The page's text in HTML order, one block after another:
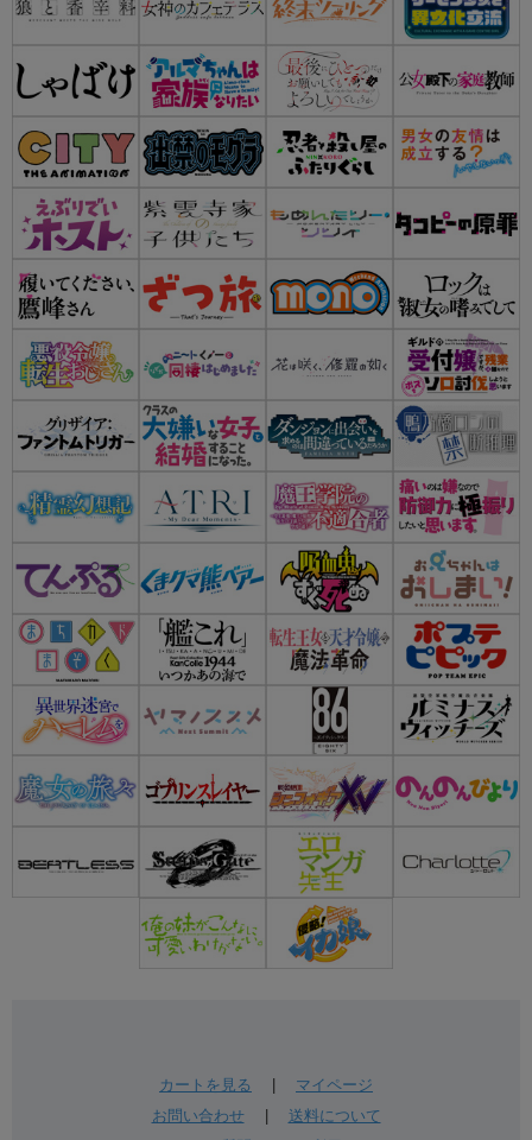
カートを見る
マイページ
お問い合わせ| 送料について